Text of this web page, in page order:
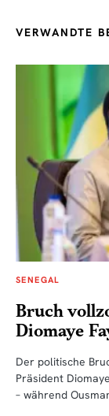
VERWANDTE
SENEGAL
Bruch
Diomaye
Der politische
Präsident
– während